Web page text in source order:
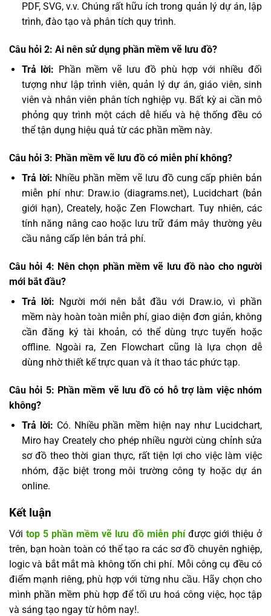
PDF, SVG, v.v. Chúng rất hữu ích trong quản lý dự án, lập
trình, đào tạo và phân tích quy trình.
Câu hỏi 2: Ai nên sử dụng phần mềm vẽ lưu đồ?
Trả lời: Phần mềm vẽ lưu đồ phù hợp với nhiều đối
tượng như lập trình viên, quản lý dự án, giáo viên, sinh
viên và nhân viên phân tích nghiệp vụ. Bất kỳ ai cần mô
phỏng quy trình một cách dễ hiểu và hệ thống đều có
thể tận dụng hiệu quả từ các phần mềm này.
Câu hỏi 3: Phần mềm vẽ lưu đồ có miễn phí không?
Trả lời: Nhiều phần mềm vẽ lưu đồ cung cấp phiên bản
miễn phí như: Draw.io (diagrams.net), Lucidchart (bản
giới hạn), Creately, hoặc Zen Flowchart. Tuy nhiên, các
tính năng nâng cao hoặc lưu trữ đám mây thường yêu
cầu nâng cấp lên bản trả phí.
Câu hỏi 4: Nên chọn phần mềm vẽ lưu đồ nào cho người
mới bắt đầu?
Trả lời: Người mới nên bắt đầu với Draw.io, vì phần
mềm này hoàn toàn miễn phí, giao diện đơn giản, không
cần đăng ký tài khoản, có thể dùng trực tuyến hoặc
offline. Ngoài ra, Zen Flowchart cũng là lựa chọn dễ
dùng nhờ thiết kế trực quan và ít thao tác phức tạp.
Câu hỏi 5: Phần mềm vẽ lưu đồ có hỗ trợ làm việc nhóm
không?
Trả lời: Có. Nhiều phần mềm hiện nay như Lucidchart,
Miro hay Creately cho phép nhiều người cùng chỉnh sửa
sơ đồ theo thời gian thực, rất tiện lợi cho việc làm việc
nhóm, đặc biệt trong môi trường công ty hoặc dự án
online.
Kết luận
Vớitop 5 phần mềm vẽ lưu đồ miễn phíđược giới thiệu ở
trên, bạn hoàn toàn có thể tạo ra các sơ đồ chuyên nghiệp,
logic và bắt mắt mà không tốn chi phí. Mỗi công cụ đều có
điểm mạnh riêng, phù hợp với từng nhu cầu. Hãy chọn cho
mình phần mềm phù hợp để tối ưu hoá công việc, học tập
và sáng tạo ngay từ hôm nay!.